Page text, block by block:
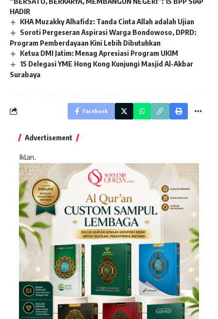
HADIR
KHA Muzakky Alhafidz: Tanda Cinta Allah adalah Ujian
Soroti Pergeseran Aspirasi Warga Bondowoso, DPRD:
Program Pemberdayaan Kini Lebih Dibutuhkan
Ketua DMI Jatim: Menag Apresiasi Program UKIM
15 Delegasi YME Hong Kong Kunjungi Masjid Al-Akbar
Surabaya
Facebook
Advertisement
Iklan.